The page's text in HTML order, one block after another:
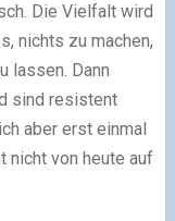
Die Vielfalt wird
nichts zu machen,
lassen. Dann
sind resistent
aber erst einmal
nicht von heute auf